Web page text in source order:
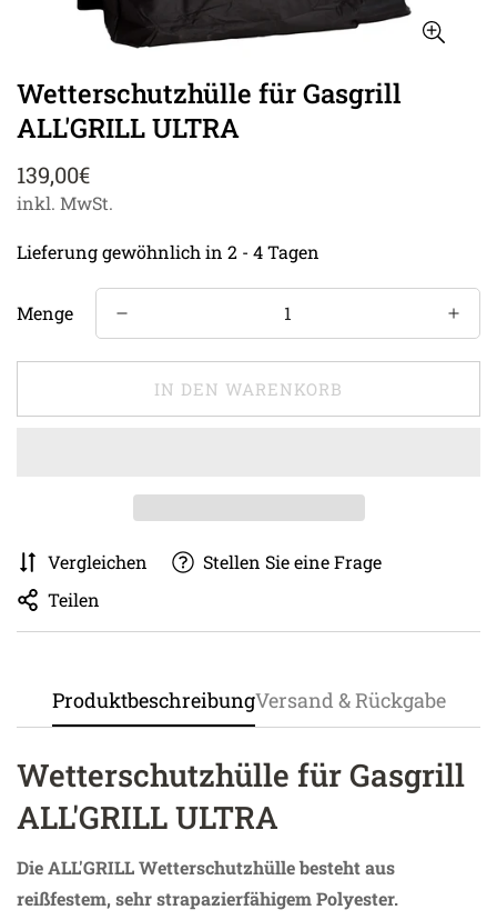
Wetterschutzhülle für Gasgrill
ALL'GRILL ULTRA
Regulärer
Preis
139,00€
inkl. MwSt.
Lieferung gewöhnlich in 2 - 4 Tagen
Menge
IN DEN WARENKORB
Vergleichen
Stellen Sie eine Frage
Teilen
ProduktbeschreibungVersand & Rückgabe
Wetterschutzhülle für Gasgrill
ALL'GRILL ULTRA
Die ALL'GRILL Wetterschutzhülle besteht aus
reißfestem, sehr strapazierfähigem Polyester.